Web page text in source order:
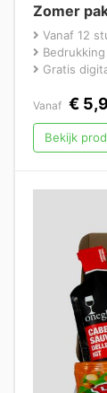
Zomer
Vanaf 12
Gratis
Vanaf €
Bekijk